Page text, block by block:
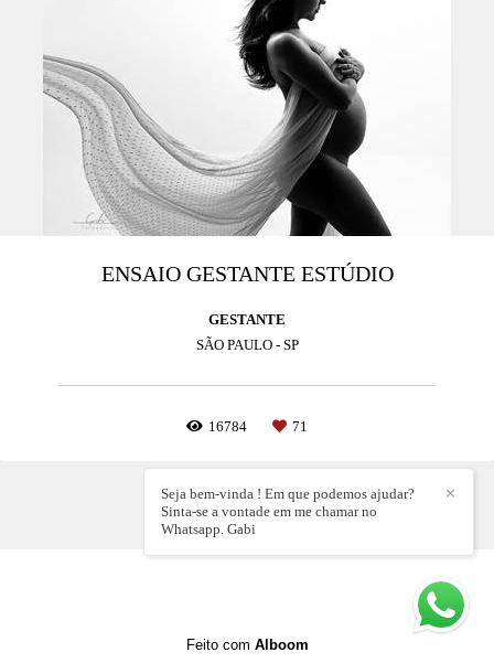
ENSAIO GESTANTE ESTÚDIO
GESTANTE
SÃO PAULO - SP
16784 71
✕
Seja bem-vinda ! Em que podemos ajudar?
Sinta-se a vontade em me chamar no
Whatsapp. Gabi
Feito com Alboom